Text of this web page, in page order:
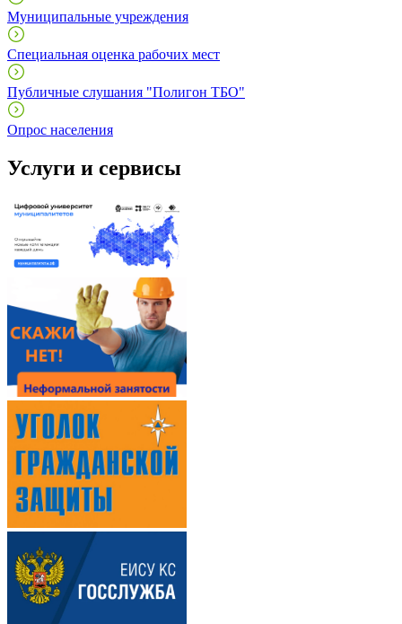
Муниципальные учреждения
Специальная оценка рабочих мест
Публичные слушания "Полигон ТБО"
Опрос населения
Услуги и сервисы